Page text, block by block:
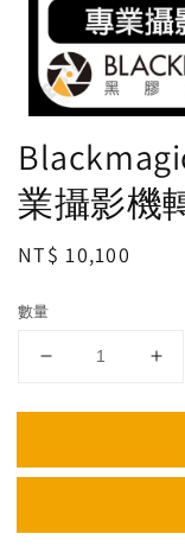
業攝影機
Regular
NT$ 10,100
數量